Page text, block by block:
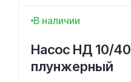
В наличии
Насос НД 10/
плунжерный